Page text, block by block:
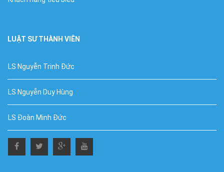
LUẬT SƯ THÀNH VIÊN
LS Nguyễn Trinh Đức
LS Nguyễn Duy Hùng
LS Đoàn Minh Đức